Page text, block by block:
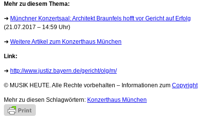
Mehr zu diesem Thema:
➜ Münchner Konzertsaal: Architekt Braunfels hofft vor Gericht auf Erfolg
(21.07.2017 – 14:59 Uhr)
➜ Weitere Artikel zum Konzerthaus München
Link:
➜ http://www.justiz.bayern.de/gericht/olg/m/
© MUSIK HEUTE. Alle Rechte vorbehalten – Informationen zum Copyright
Mehr zu diesen Schlagwörtern: Konzerthaus München